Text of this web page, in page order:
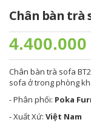
Chân bàn trà
Chân bàn trà sofa
sofa ở trong phòng
- Phân phối: Poka
- Xuất Xứ: Việt Nam